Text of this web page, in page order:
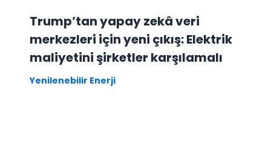
Trump’tan yapay zekâ veri
merkezleri için yeni çıkış: Elektrik
maliyetini şirketler karşılamalı
Yenilenebilir Enerji